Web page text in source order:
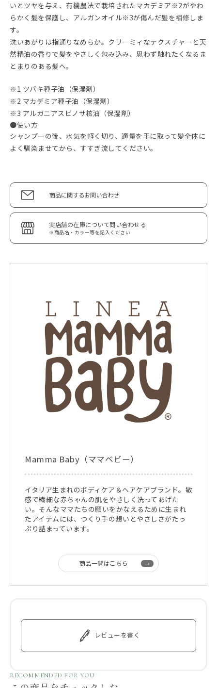
いとツヤを与え、有機農法で栽培されたマカデミア※2がやわ
らかく髪を保護し、アルガンオイル※3が傷んだ髪を補修しま
す。
洗いあがりは指通りなめらか。クリーミィなテクスチャーと天
然精油の香りで髪をやさしく包み込み、思わず触れたくなるま
とまりのある髪へ。
※1 ツバキ種子油（保湿剤）
※2 マカデミア種子油（保湿剤）
※3 アルガニアスピノサ核油（保湿剤）
●使い方
シャンプーの後、水気を軽く切り、適量を手に取って髪全体に
よく馴染ませてから、すすぎ流してください。
商品に関するお問い合わせ
実店舗の在庫について問い合わせる
※商品名・カラー等を記入ください
Mamma Baby（ママベビー）
イタリア生まれのボディケア＆ヘアケアブランド。敏
感で繊細な赤ちゃんの肌をやさしく洗ってあげた
い。そんなママたちの願いをかなえるために生まれ
たアイテムには、つくり手の想いとやさしさがたっ
ぷり詰まっています。
商品一覧はこちら
レビューを書く
RECOMMENDED FOR YOU